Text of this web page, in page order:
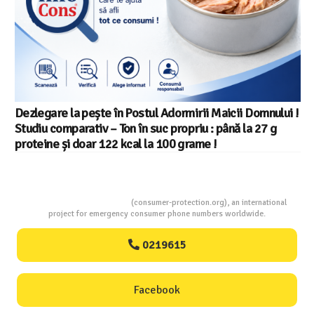
Dezlegare la pește în Postul Adormirii Maicii Domnului !
Studiu comparativ – Ton în suc propriu : până la 27 g
proteine și doar 122 kcal la 100 grame !
(consumer-protection.org), an international
project for emergency consumer phone numbers worldwide.
0219615
Facebook